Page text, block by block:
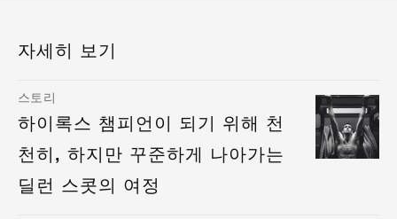
자세히 보기
스토리
하이록스 챔피언이 되기 위해 천
천히, 하지만 꾸준하게 나아가는
딜런 스콧의 여정